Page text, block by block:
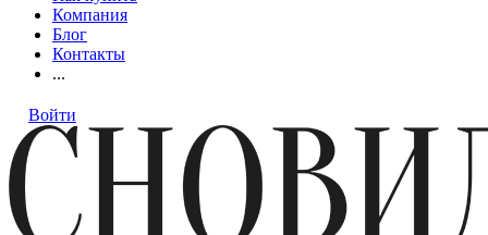
Компания
Блог
Контакты
...
Войти